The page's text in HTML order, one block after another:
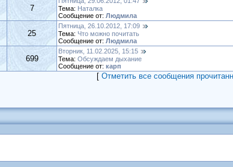
7
Тема: Наталка
Сообщение от: Людмила
25
Пятница, 26.10.2012, 17:09
Тема: Что можно почитать
Сообщение от: Людмила
699
Вторник, 11.02.2025, 15:15
Тема: Обсуждаем дыхание
Сообщение от: карп
[ Отметить все сообщения